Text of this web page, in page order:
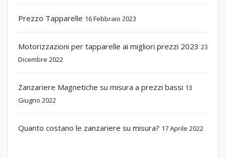
Prezzo Tapparelle 16 Febbraio 2023
Motorizzazioni per tapparelle ai migliori prezzi 2023 23
Dicembre 2022
Zanzariere Magnetiche su misura a prezzi bassi 13
Giugno 2022
Quanto costano le zanzariere su misura? 17 Aprile 2022